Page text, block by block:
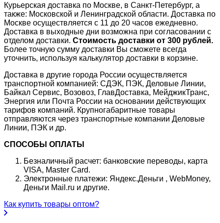
Курьерская доставка по Москве, в Санкт-Петербург, а
также: Московской и Ленинградской области. Доставка по
Москве осуществляется с 11 до 20 часов ежедневно.
Доставка в выходные дни возможна при согласовании с
отделом доставки. Стоимость доставки от 300 рублей.
Более точную сумму доставки Вы сможете всегда
уточнить, используя калькулятор доставки в корзине.
Доставка в другие города России осуществляется
транспортной компанией: СДЭК, ПЭК, Деловые Линии,
Байкал Сервис, Возовоз, ГлавДоставка, МейджикТранс,
Энергия или Почта России на основании действующих
тарифов компаний. Крупногабаритные товары
отправляются через транспортные компании Деловые
Линии, ПЭК и др.
СПОСОБЫ ОПЛАТЫ
Безналичный расчет: банковские переводы, карта
VISA, Master Card.
Электронные платежи: Яндекс.Деньги , WebMoney,
Деньги Mail.ru и другие.
Как купить товары оптом?